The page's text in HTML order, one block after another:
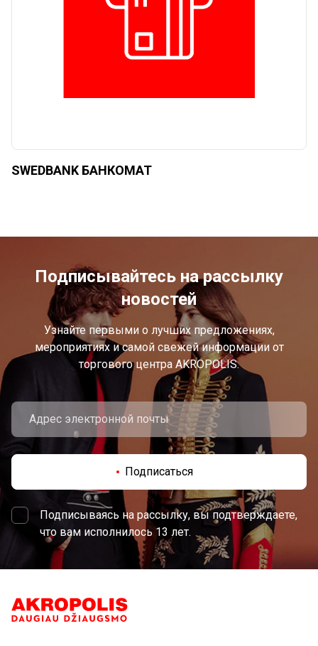
SWEDBANK БАНКОМАТ
Подписывайтесь на рассылку
новостей
Узнайте первыми о лучших предложениях,
мероприятиях и самой свежей информации от
торгового центра AKROPOLIS.
Подписаться
Подписываясь на рассылку, вы подтверждаете,
что вам исполнилось 13 лет.